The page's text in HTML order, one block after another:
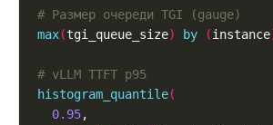
# Размер очереди TGI (gauge)
max(tgi_queue_size) by (instance
# vLLM TTFT p95
histogram_quantile(
0.95